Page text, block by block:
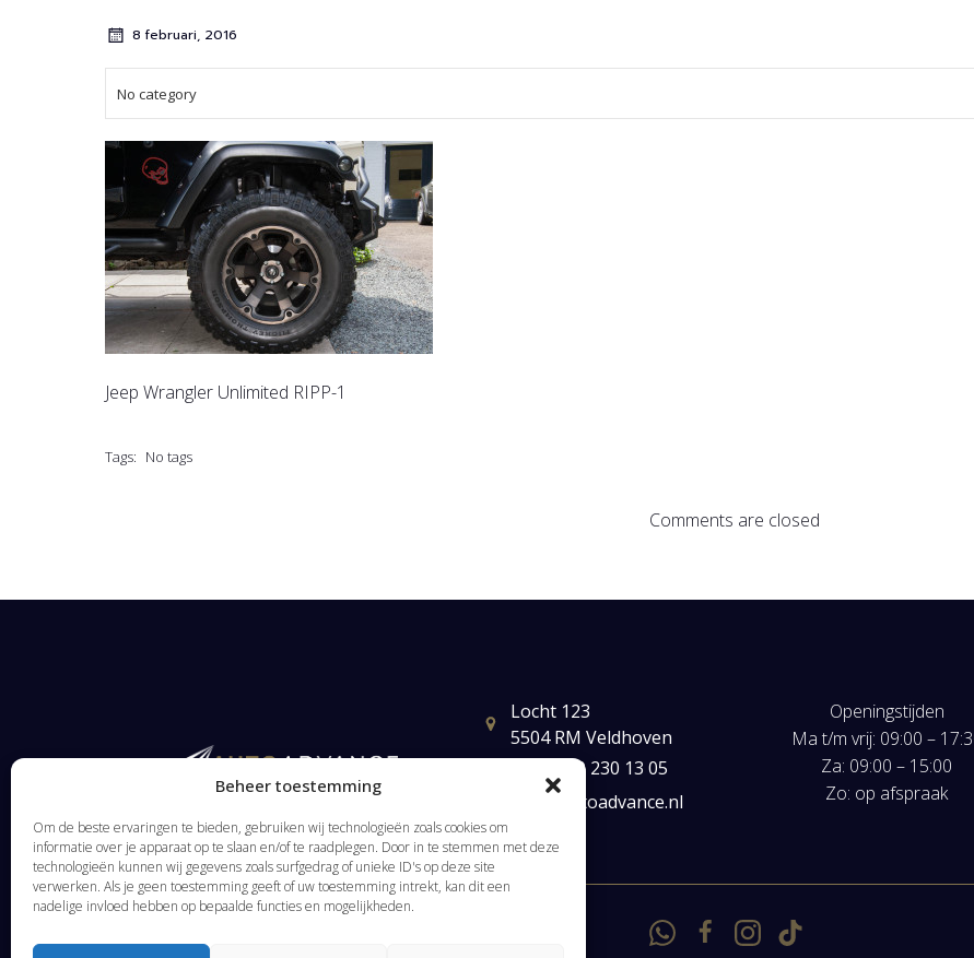
Beheer toestemming
Om de beste ervaringen te bieden, gebruiken wij technologieën zoals cookies om
informatie over je apparaat op te slaan en/of te raadplegen. Door in te stemmen met deze
technologieën kunnen wij gegevens zoals surfgedrag of unieke ID's op deze site
verwerken. Als je geen toestemming geeft of uw toestemming intrekt, kan dit een
nadelige invloed hebben op bepaalde functies en mogelijkheden.
8 februari, 2016
No category
Jeep Wrangler Unlimited RIPP-1
Tags: No tags
Comments are closed
Locht 123
5504 RM Veldhoven
+31(0) 40 230 13 05
mail@autoadvance.nl
Openingstijden
Ma t/m vrij: 09:00 –
Za: 09:00 – 15:00
Zo: op afspraak